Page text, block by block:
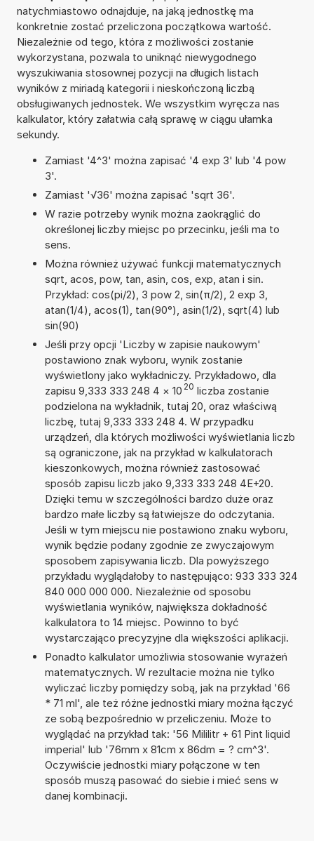
natychmiastowo odnajduje, na jaką jednostkę ma
konkretnie zostać przeliczona początkowa wartość.
Niezależnie od tego, która z możliwości zostanie
wykorzystana, pozwala to uniknąć niewygodnego
wyszukiwania stosownej pozycji na długich listach
wyników z miriadą kategorii i nieskończoną liczbą
obsługiwanych jednostek. We wszystkim wyręcza nas
kalkulator, który załatwia całą sprawę w ciągu ułamka
sekundy.
Zamiast '4^3' można zapisać '4 exp 3' lub '4 pow
3'.
Zamiast '√36' można zapisać 'sqrt 36'.
W razie potrzeby wynik można zaokrąglić do
określonej liczby miejsc po przecinku, jeśli ma to
sens.
Można również używać funkcji matematycznych
sqrt, acos, pow, tan, asin, cos, exp, atan i sin.
Przykład: cos(pi/2), 3 pow 2, sin(π/2), 2 exp 3,
atan(1/4), acos(1), tan(90°), asin(1/2), sqrt(4) lub
sin(90)
Jeśli przy opcji 'Liczby w zapisie naukowym'
postawiono znak wyboru, wynik zostanie
wyświetlony jako wykładniczy. Przykładowo, dla
zapisu 9,333 333 248 4 × 10 20 liczba zostanie
podzielona na wykładnik, tutaj 20, oraz właściwą
liczbę, tutaj 9,333 333 248 4. W przypadku
urządzeń, dla których możliwości wyświetlania liczb
są ograniczone, jak na przykład w kalkulatorach
kieszonkowych, można również zastosować
sposób zapisu liczb jako 9,333 333 248 4E+20.
Dzięki temu w szczególności bardzo duże oraz
bardzo małe liczby są łatwiejsze do odczytania.
Jeśli w tym miejscu nie postawiono znaku wyboru,
wynik będzie podany zgodnie ze zwyczajowym
sposobem zapisywania liczb. Dla powyższego
przykładu wyglądałoby to następująco: 933 333 324
840 000 000 000. Niezależnie od sposobu
wyświetlania wyników, największa dokładność
kalkulatora to 14 miejsc. Powinno to być
wystarczająco precyzyjne dla większości aplikacji.
Ponadto kalkulator umożliwia stosowanie wyrażeń
matematycznych. W rezultacie można nie tylko
wyliczać liczby pomiędzy sobą, jak na przykład '66
* 71 ml', ale też różne jednostki miary można łączyć
ze sobą bezpośrednio w przeliczeniu. Może to
wyglądać na przykład tak: '56 Mililitr + 61 Pint liquid
imperial' lub '76mm x 81cm x 86dm = ? cm^3'.
Oczywiście jednostki miary połączone w ten
sposób muszą pasować do siebie i mieć sens w
danej kombinacji.